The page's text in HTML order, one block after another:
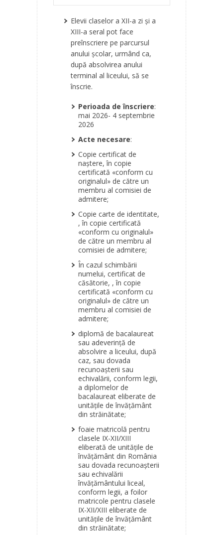
Elevii claselor a XII-a zi şi a
XIII-a seral pot face
preînscriere pe parcursul
anului şcolar, urmând ca,
după absolvirea anului
terminal al liceului, să se
înscrie.
Perioada de înscriere:
mai 2026- 4 septembrie
2026
Acte necesare:
Copie certificat de
naştere, în copie
certificată «conform cu
originalul» de către un
membru al comisiei de
admitere;
Copie carte de identitate,
, în copie certificată
«conform cu originalul»
de către un membru al
comisiei de admitere;
În cazul schimbării
numelui, certificat de
căsătorie, , în copie
certificată «conform cu
originalul» de către un
membru al comisiei de
admitere;
diplomă de bacalaureat
sau adeverinţă de
absolvire a liceului, după
caz, sau dovada
recunoaşterii sau
echivalării, conform legii,
a diplomelor de
bacalaureat eliberate de
unităţile de învăţământ
din străinătate;
foaie matricolă pentru
clasele IX-XII/XIII
eliberată de unităţile de
învăţământ din România
sau dovada recunoaşterii
sau echivalării
învăţământului liceal,
conform legii, a foilor
matricole pentru clasele
IX-XII/XIII eliberate de
unităţile de învăţământ
din străinătate;